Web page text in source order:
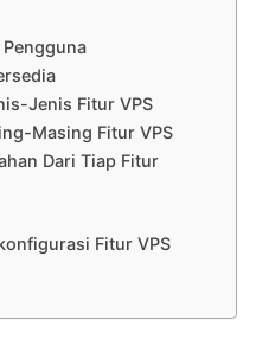
Pengguna
Jenis Fitur VPS
Masing Fitur VPS
Dari Tiap Fitur
Fitur VPS